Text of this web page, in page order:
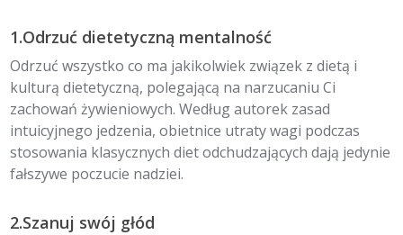
1.Odrzuć dietetyczną mentalność
Odrzuć wszystko co ma jakikolwiek związek z dietą i
kulturą dietetyczną, polegającą na narzucaniu Ci
zachowań żywieniowych. Według autorek zasad
intuicyjnego jedzenia, obietnice utraty wagi podczas
stosowania klasycznych diet odchudzających dają jedynie
fałszywe poczucie nadziei.
2.Szanuj swój głód